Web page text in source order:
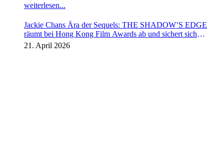
weiterlesen...
Jackie Chans Ära der Sequels: THE SHADOW’S EDGE
räumt bei Hong Kong Film Awards ab und sichert sich
Fortsetzung
21. April 2026